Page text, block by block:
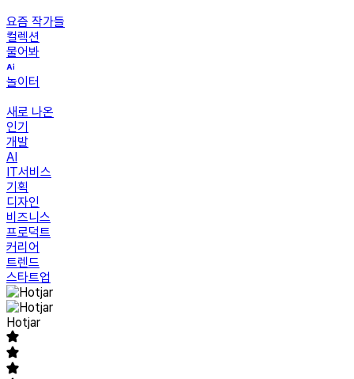
요즘 작가들
컬렉션
물어봐
놀이터
새로 나온
인기
개발
AI
IT서비스
기획
디자인
비즈니스
프로덕트
커리어
트렌드
스타트업
Hotjar